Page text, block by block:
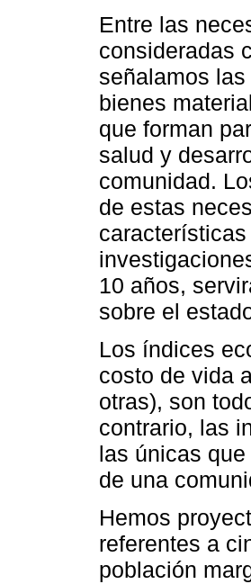
Entre las
consideradas
señalamos
bienes
que forman
salud y
comunidad.
de estas
10 años,
sobre el
Los índices
costo de vida
otras), son
contrario, las
las únicas
de una
Hemos
referentes a
población